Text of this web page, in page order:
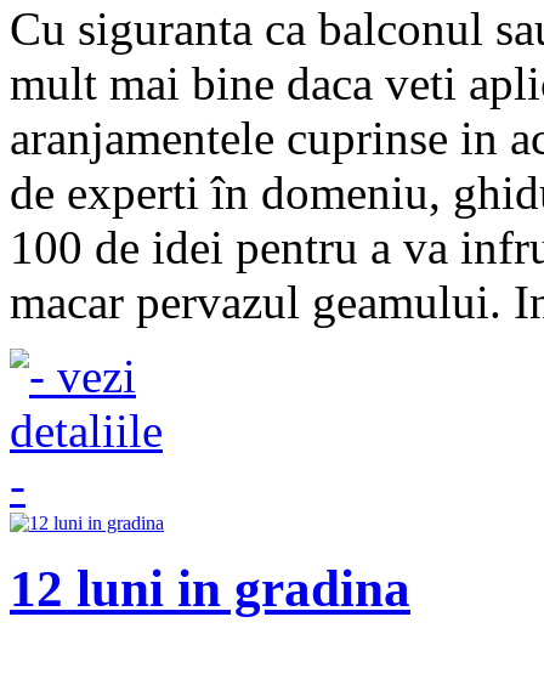
Cu siguranta ca balconul
mult mai bine daca veti
aranjamentele cuprinse in
de experti în domeniu,
100 de idei pentru a va
macar pervazul geamului.
12 luni in gradina